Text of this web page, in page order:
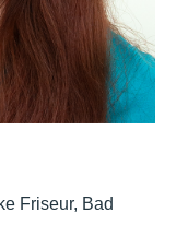
Friseur, Bad